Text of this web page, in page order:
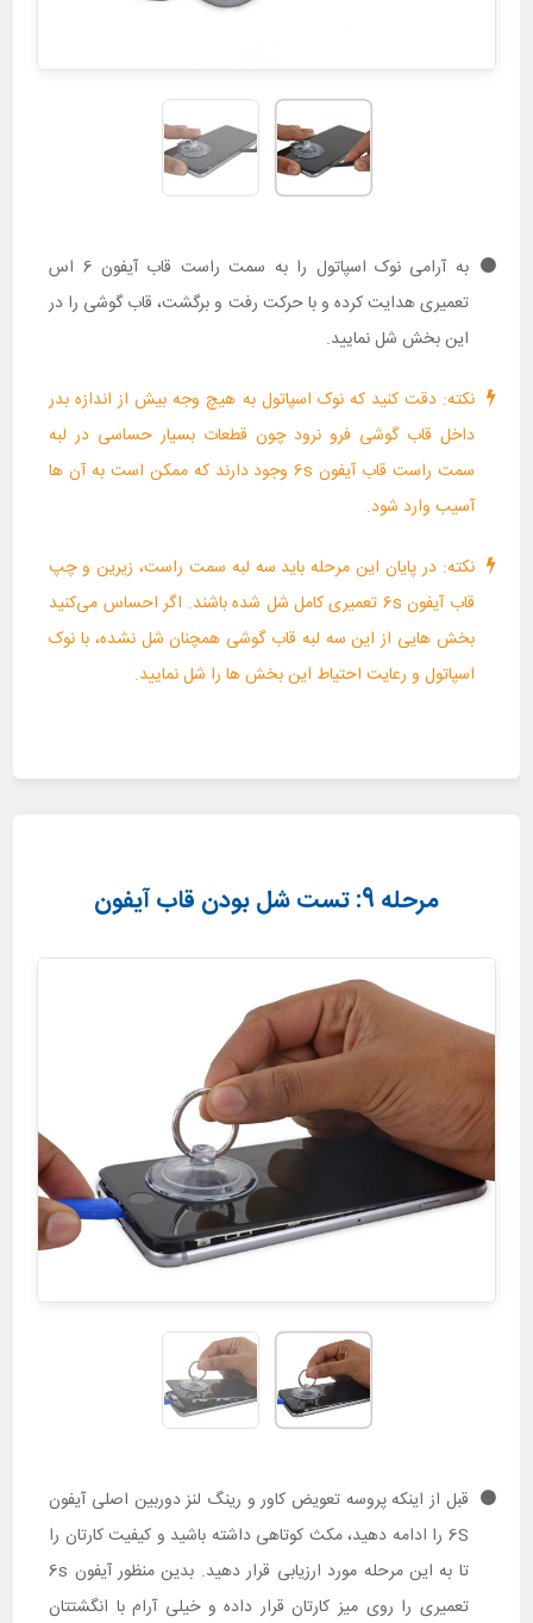
به آرامی نوک اسپاتول را به سمت راست قاب آیفون 6 اس
تعمیری هدایت کرده و با حرکت رفت و برگشت، قاب گوشی را در
این بخش شل نمایید.
نکته: دقت کنید که نوک اسپاتول به هیچ وجه بیش از اندازه بدر
داخل قاب گوشی فرو نرود چون قطعات بسیار حساسی در لبه
سمت راست قاب آیفون 6s وجود دارند که ممکن است به آن ها
آسیب وارد شود.
نکته: در پایان این مرحله باید سه لبه سمت راست، زیرین و چپ
قاب آیفون 6s تعمیری کامل شل شده باشند. اگر احساس می‌کنید
بخش هایی از این سه لبه قاب گوشی همچنان شل نشده، با نوک
اسپاتول و رعایت احتیاط این بخش ها را شل نمایید.
مرحله 9: تست شل بودن قاب آیفون
قبل از اینکه پروسه تعویض کاور و رینگ لنز دوربین اصلی آیفون
6S را ادامه دهید، مکث کوتاهی داشته باشید و کیفیت کارتان را
تا به این مرحله مورد ارزیابی قرار دهید. بدین منظور آیفون 6s
تعمیری را روی میز کارتان قرار داده و خیلی آرام با انگشتتان